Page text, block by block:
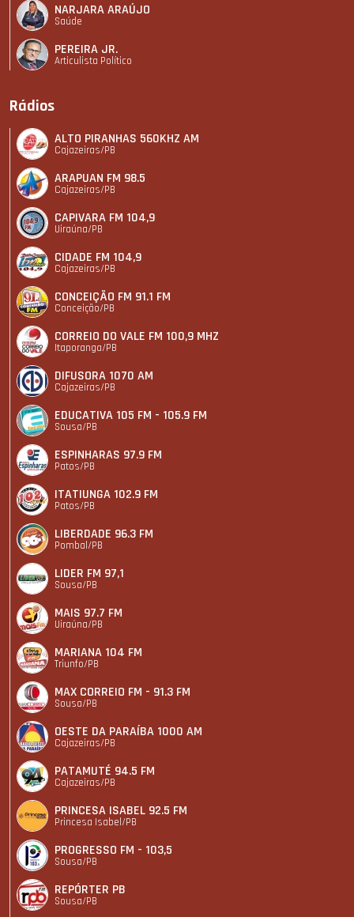
NARJARA ARAÚJO
Saúde
PEREIRA JR.
Articulista Polí­tico
Rádios
ALTO PIRANHAS 560KHZ AM
Cajazeiras/PB
ARAPUAN FM 98.5
Cajazeiras/PB
CAPIVARA FM 104,9
Uiraúna/PB
CIDADE FM 104,9
Cajazeiras/PB
CONCEIÇÃO FM 91.1 FM
Conceição/PB
CORREIO DO VALE FM 100,9 MHZ
Itaporanga/PB
DIFUSORA 1070 AM
Cajazeiras/PB
EDUCATIVA 105 FM - 105.9 FM
Sousa/PB
ESPINHARAS 97.9 FM
Patos/PB
ITATIUNGA 102.9 FM
Patos/PB
LIBERDADE 96.3 FM
Pombal/PB
LIDER FM 97,1
Sousa/PB
MAIS 97.7 FM
Uiraúna/PB
MARIANA 104 FM
Triunfo/PB
MAX CORREIO FM - 91.3 FM
Sousa/PB
OESTE DA PARAÍBA 1000 AM
Cajazeiras/PB
PATAMUTÉ 94.5 FM
Cajazeiras/PB
PRINCESA ISABEL 92.5 FM
Princesa Isabel/PB
PROGRESSO FM - 103,5
Sousa/PB
REPÓRTER PB
Sousa/PB